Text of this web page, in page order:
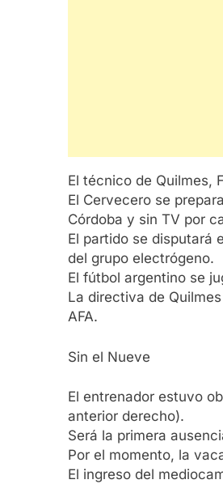
El técnico de Quilmes,
El Cervecero se
Córdoba y sin TV por
El partido se disputará
del grupo electrógeno.
El fútbol argentino se
La directiva de
AFA.
Sin el Nueve
El entrenador estuvo
anterior derecho).
Será la primera
Por el momento, la
El ingreso del